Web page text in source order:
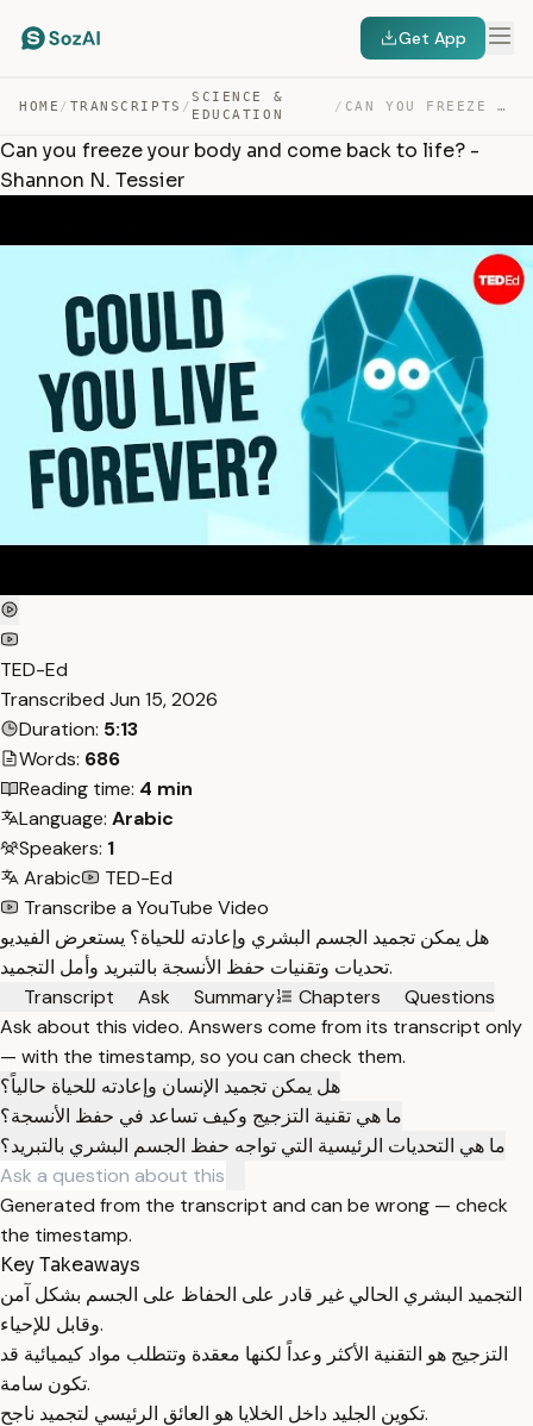
Get App
HOME / TRANSCRIPTS /
SCIENCE &
EDUCATION
/ CAN YOU FREEZE YOUR BODY AND COME BACK TO LIFE? – SHANN… — TRANSCRIPT
Can you freeze your body and come back to life? -
Shannon N. Tessier
TED-Ed
Transcribed Jun 15, 2026
Duration: 5:13
Words: 686
Reading time: 4 min
Language: Arabic
Speakers: 1
Arabic
TED-Ed
Transcribe a YouTube Video
هل يمكن تجميد الجسم البشري وإعادته للحياة؟ يستعرض الفيديو
تحديات وتقنيات حفظ الأنسجة بالتبريد وأمل التجميد.
Transcript
Ask Summary Chapters
Questions
Ask about this video. Answers come from its transcript only
— with the timestamp, so you can check them.
هل يمكن تجميد الإنسان وإعادته للحياة حالياً؟
ما هي تقنية التزجيج وكيف تساعد في حفظ الأنسجة؟
ما هي التحديات الرئيسية التي تواجه حفظ الجسم البشري بالتبريد؟
Generated from the transcript and can be wrong — check
the timestamp.
Key Takeaways
التجميد البشري الحالي غير قادر على الحفاظ على الجسم بشكل آمن
وقابل للإحياء.
التزجيج هو التقنية الأكثر وعداً لكنها معقدة وتتطلب مواد كيميائية قد
تكون سامة.
تكوين الجليد داخل الخلايا هو العائق الرئيسي لتجميد ناجح.